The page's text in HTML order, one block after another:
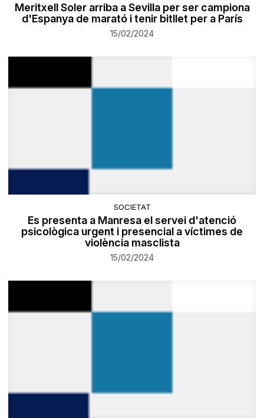
Meritxell Soler arriba a Sevilla per ser campiona
d'Espanya de marató i tenir bitllet per a París
15/02/2024
SOCIETAT
Es presenta a Manresa el servei d'atenció
psicològica urgent i presencial a víctimes de
violència masclista
15/02/2024